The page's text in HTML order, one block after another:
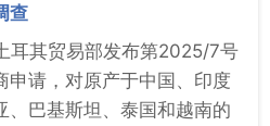
查
耳其贸易部发布第2025/7号
申请，对原产于中国、印度
、巴基斯坦、泰国和越南的